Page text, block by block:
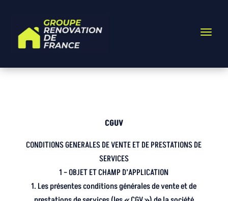
CGUV
CONDITIONS GENERALES DE VENTE ET DE PRESTATIONS DE
SERVICES
1 – OBJET ET CHAMP D’APPLICATION
1. Les présentes conditions générales de vente et de